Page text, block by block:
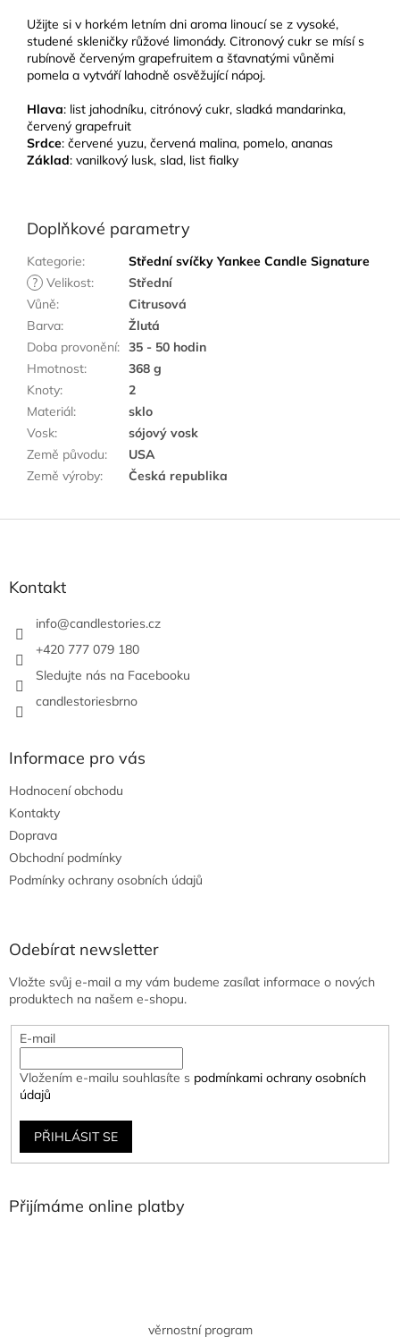
Užijte si v horkém letním dni aroma linoucí se z vysoké,
studené skleničky růžové limonády. Citronový cukr se mísí s
rubínově červeným grapefruitem a šťavnatými vůněmi
pomela a vytváří lahodně osvěžující nápoj.
Hlava: list jahodníku, citrónový cukr, sladká mandarinka,
červený grapefruit
Srdce: červené yuzu, červená malina, pomelo, ananas
Základ: vanilkový lusk, slad, list fialky
Doplňkové parametry
Kategorie:
Střední svíčky Yankee Candle Signature
? Velikost:
Střední
Vůně:
Citrusová
Barva:
Žlutá
Doba provonění: 35 - 50 hodin
Hmotnost:
368 g
Knoty:
2
Materiál:
sklo
Vosk:
sójový vosk
Země původu:
USA
Země výroby: Česká republika
Kontakt
info@candlestories.cz
+420 777 079 180
Sledujte nás na Facebooku
candlestoriesbrno
Informace pro vás
Hodnocení obchodu
Kontakty
Doprava
Obchodní podmínky
Podmínky ochrany osobních údajů
Odebírat newsletter
Vložte svůj e-mail a my vám budeme zasílat informace o nových
produktech na našem e-shopu.
E-mail
Vložením e-mailu souhlasíte s podmínkami ochrany osobních
údajů
PŘIHLÁSIT SE
Přijímáme online platby
věrnostní program